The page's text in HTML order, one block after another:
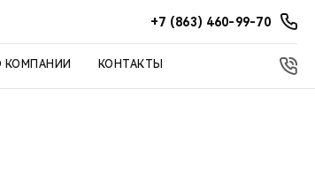
+7 (863) 460-99-70
КОМПАНИИ КОНТАКТЫ